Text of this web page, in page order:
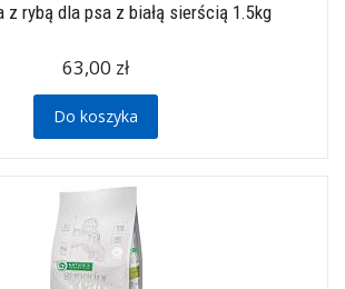
z rybą dla psa z białą sierścią 1.5kg
63,00 zł
Do koszyka